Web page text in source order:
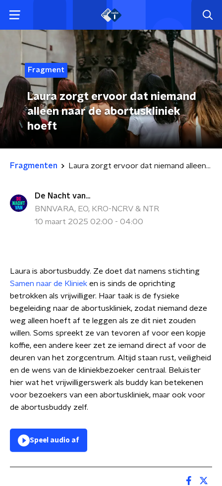
Fragment
Laura zorgt ervoor dat niemand
alleen naar de abortuskliniek
hoeft
Fragmenten Laura zorgt ervoor dat niemand alleen naar de abortuskliniek hoeft
De Nacht van...
BNNVARA, EO, KRO-NCRV & NTR
10 maart 2025 02:00 - 04:00
Laura is abortusbuddy. Ze doet dat namens stichting
Samen naar de Kliniek en is sinds de oprichting
betrokken als vrijwilliger. Haar taak is de fysieke
begeleiding naar de abortuskliniek, zodat niemand deze
weg alleen hoeft af te leggen als ze dit niet zouden
willen. Soms spreekt ze van tevoren af voor een kopje
koffie, een andere keer zet ze iemand direct af voor de
deuren van het zorgcentrum. Altijd staan rust, veiligheid
en de wens van de kliniekbezoeker centraal. Beluister
hier wat het vrijwilligerswerk als buddy kan betekenen
voor bezoekers van een abortuskliniek, maar ook voor
de abortusbuddy zelf.
Speel audio af